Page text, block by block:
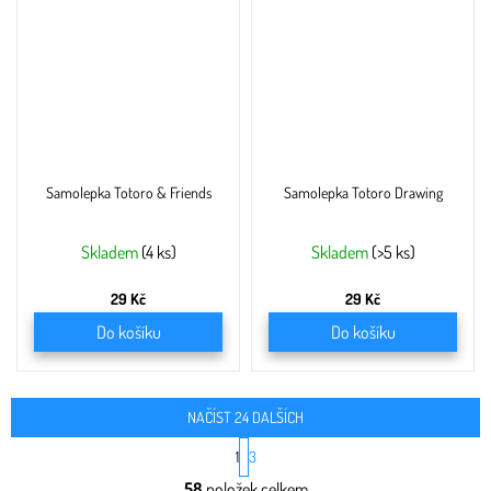
Samolepka Totoro & Friends
Skladem (4 ks)
29 Kč
Do košíku
Samolepka Totoro Drawing
Skladem (>5 ks)
29 Kč
Do košíku
O
NAČÍST 24 DALŠÍCH
S
t
r
1 3